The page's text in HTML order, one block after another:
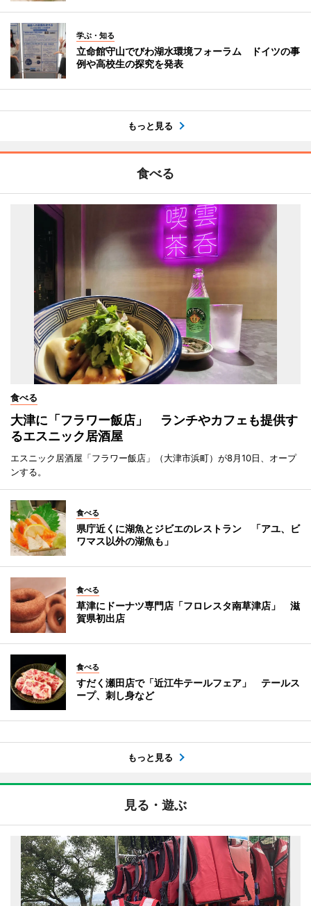
学ぶ・知る
立命館守山でびわ湖水環境フォーラム ドイツの事
例や高校生の探究を発表
もっと見る
食べる
食べる
大津に「フラワー飯店」 ランチやカフェも提供す
るエスニック居酒屋
エスニック居酒屋「フラワー飯店」（大津市浜町）が8月10日、オープ
ンする。
食べる
県庁近くに湖魚とジビエのレストラン 「アユ、ビ
ワマス以外の湖魚も」
食べる
草津にドーナツ専門店「フロレスタ南草津店」 滋
賀県初出店
食べる
すだく瀬田店で「近江牛テールフェア」 テールス
ープ、刺し身など
もっと見る
見る・遊ぶ